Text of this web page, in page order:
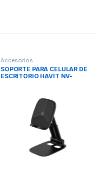
Accesorios
SOPORTE PARA CELULAR DE
ESCRITORIO HAVIT NV-